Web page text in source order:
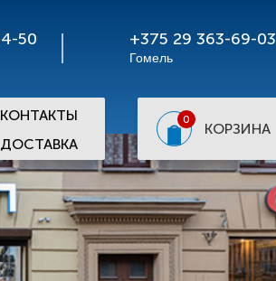
50 +375 29 363-69-03
Гомель
КОНТАКТЫ
ДОСТАВКА
0
КОРЗИНА